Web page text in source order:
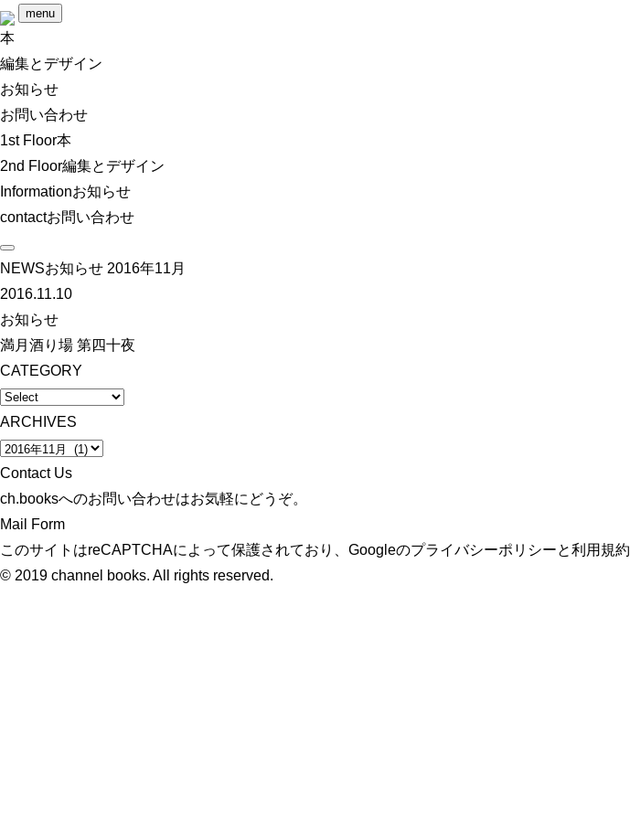
menu
本
編集とデザイン
お知らせ
お問い合わせ
1st Floor本
2nd Floor編集とデザイン
Informationお知らせ
contactお問い合わせ
NEWSお知らせ 2016年11月
2016.11.10
お知らせ
満月酒り場 第四十夜
CATEGORY
ARCHIVES
Contact Us
ch.booksへのお問い合わせはお気軽にどうぞ。
Mail Form
このサイトはreCAPTCHAによって保護されており、Googleのプライバシーポリシーと利用規約
© 2019 channel books. All rights reserved.